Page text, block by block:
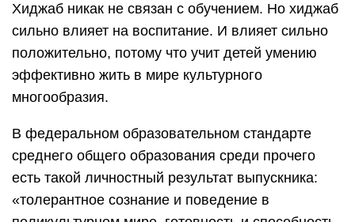
Хиджаб никак не связан с обучением. Но хиджаб
сильно влияет на воспитание. И влияет сильно
положительно, потому что учит детей умению
эффективно жить в мире культурного
многообразия.
В федеральном образовательном стандарте
среднего общего образования среди прочего
есть такой личностный результат выпускника:
«толерантное сознание и поведение в